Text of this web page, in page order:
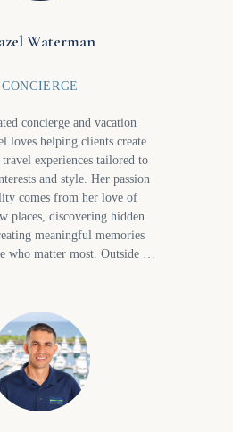
Waterman
CONCIERGE
concierge and vacation
loves helping clients create
experiences tailored to
and style. Her passion
comes from her love of
places, discovering hidden
meaningful memories
matter most. Outside of
find her visiting waterfalls
together as they share a love
new culinary experiences.
inspire the personalized
and thoughtful service she
itinerary. Whether
relaxing getaway, a family